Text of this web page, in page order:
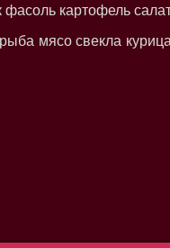
фасоль картофель
мясо свекла